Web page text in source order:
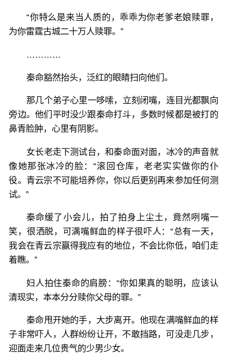
“你特么是来当人质的，乖乖为你老爹老娘赎罪，
为你雷霆古城二十万人赎罪。”
…………
秦命豁然抬头，泛红的眼睛扫向他们。
那几个弟子心里一哆嗦，立刻闭嘴，连目光都飘向
旁边。他们平时没少跟秦命打斗，多数时候都是被打的
鼻青脸肿，心里有阴影。
女长老走下测试台，和秦命面对面，冰冷的声音就
像她那张冰冷的脸：“滚回仓库，老老实实做你的仆
役。青云宗不可能培养你，你以后更别再来参加任何测
试。”
秦命缓了小会儿，拍了拍身上尘土，竟然咧嘴一
笑，很洒脱，可满嘴鲜血的样子很吓人：“总有一天，
我会在青云宗赢得我应有的地位，不会比你低，咱们走
着瞧。”
妇人拍住秦命的肩膀：“你如果真的聪明，应该认
清现实，本本分分赎你父母的罪。”
秦命甩开她的手，大步离开。他现在满嘴鲜血的样
子非常吓人，人群纷纷让开，不敢挡路，可没走几步，
迎面走来几位贵气的少男少女。